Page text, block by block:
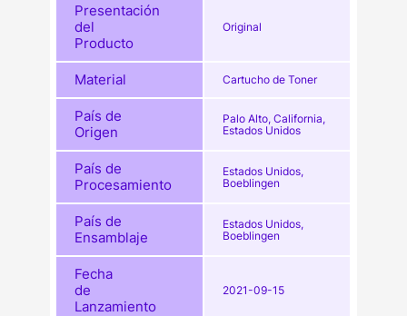
Presentación
del
Producto
Original
Material Cartucho de Toner
País de
Origen
Palo Alto, California,
Estados Unidos
País de
Procesamiento
Estados Unidos,
Boeblingen
País de
Ensamblaje
Estados Unidos,
Boeblingen
Fecha
de
Lanzamiento
2021-09-15